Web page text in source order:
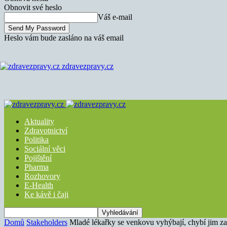
Obnovit své heslo
Váš e-mail
Heslo vám bude zasláno na váš email
zdravezpravy.cz
Aktuality
Zdravotnictví
Politika
Sociální věci
Pojištění
Pharma
Rozhovory
E-Health
Ke kávě i čaji
Domů Stakeholders Mladé lékařky se venkovu vyhýbají, chybí jim